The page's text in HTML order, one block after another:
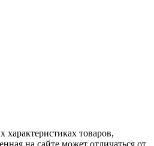
товаров,